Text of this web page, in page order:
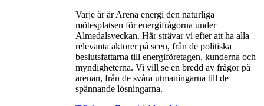
Varje år är Arena energi den naturliga
mötesplatsen för energifrågorna under
Almedalsveckan. Här strävar vi efter att ha alla
relevanta aktörer på scen, från de politiska
beslutsfattarna till energiföretagen, kunderna och
myndigheterna. Vi vill se en bredd av frågor på
arenan, från de svåra utmaningarna till de
spännande lösningarna.